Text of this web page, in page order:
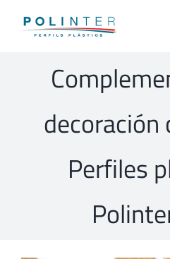
decoración
Perfiles